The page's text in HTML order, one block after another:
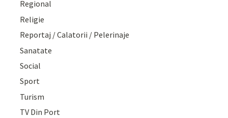
Regional
Religie
Reportaj / Calatorii / Pelerinaje
Sanatate
Social
Sport
Turism
TV Din Port